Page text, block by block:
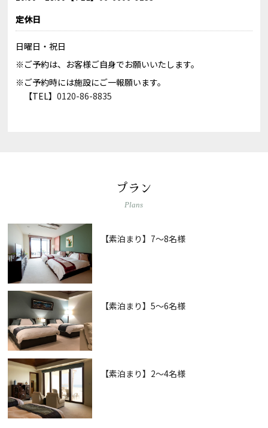
定休日
日曜日・祝日
※ご予約は、お客様ご自身でお願いいたします。
※ご予約時には施設にご一報願います。
【TEL】0120-86-8835
プラン
Plans
【素泊まり】7〜8名様
【素泊まり】5〜6名様
【素泊まり】2〜4名様